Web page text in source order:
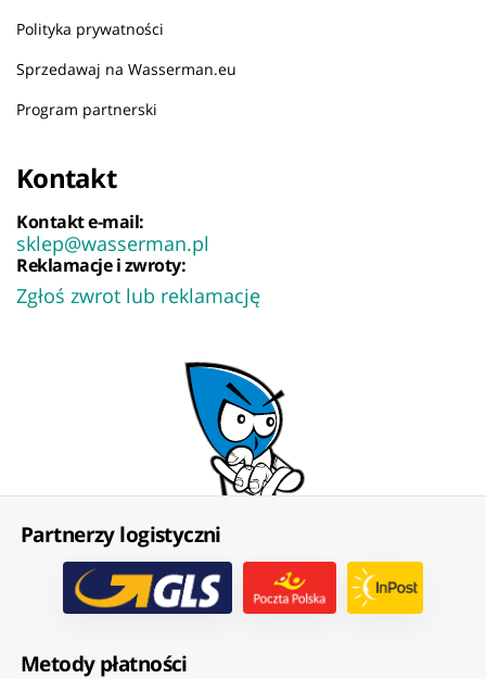
Polityka prywatności
Sprzedawaj na Wasserman.eu
Program partnerski
Kontakt
Kontakt e-mail:
sklep@wasserman.pl
Reklamacje i zwroty:
Zgłoś zwrot lub reklamację
Partnerzy logistyczni
Metody płatności